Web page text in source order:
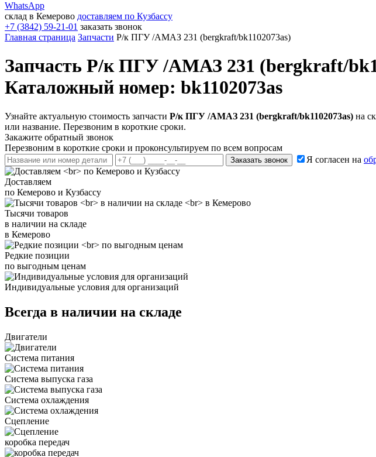
WhatsApp
склад в Кемерово доставляем по Кузбассу
+7 (3842) 59-21-01 заказать звонок
Главная страница Запчасти Р/к ПГУ /АМАЗ 231 (bergkraft/bk1102073as)
Запчасть Р/к ПГУ /АМАЗ 231 (bergkraft/
Каталожный номер: bk1102073as
Узнайте актуальную стоимость запчасти Р/к ПГУ /АМАЗ 231 (bergkraft/bk1102073as) на
или название. Перезвоним в короткие сроки.
Закажите обратный звонок
Перезвоним в короткие сроки и проконсультируем по всем вопросам
Заказать звонок Я согласен на
Доставляем
по Кемерово и Кузбассу
Тысячи товаров
в наличии на складе
в Кемерово
Редкие позиции
по выгодным ценам
Индивидуальные условия для организаций
Всегда в наличии на складе
Двигатели
Система питания
Система выпуска газа
Система охлаждения
Сцепление
коробка передач